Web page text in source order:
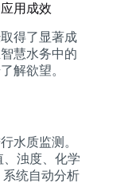
用成效
得了显著成
慧水务中的
解欲望。
水质监测。
浊度、化学
统自动分析